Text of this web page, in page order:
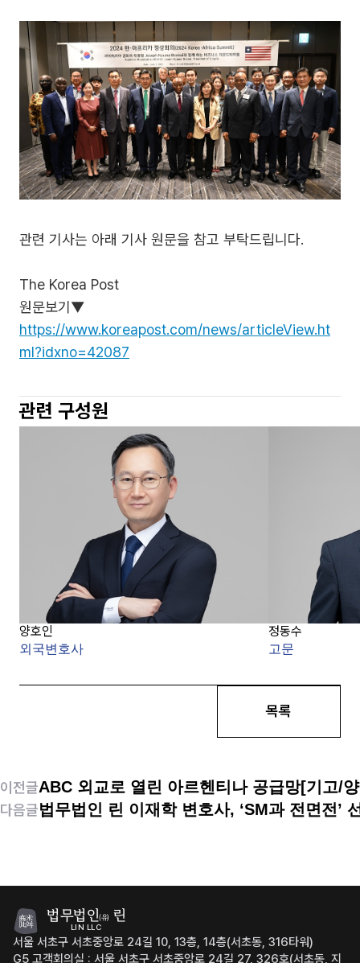
관련 기사는 아래 기사 원문을 참고 부탁드립니다.
The Korea Post
원문보기▼
https://www.koreapost.com/news/articleView.ht
ml?idxno=42087
관련 구성원
양호인
외국변호사
정동수
고문
목록
이전글ABC 외교로 열린 아르헨티나 공급망[기고/
다음글법무법인 린 이재학 변호사, ‘SM과 전면전’
법무법인(유) 린
LIN LLC
서울 서초구 서초중앙로 24길 10, 13층, 14층(서초동, 316타워)
G5 고객회의실 : 서울 서초구 서초중앙로 24길 27, 326호(서초동, 지